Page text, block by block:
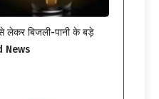
से लेकर बिजली-पानी के बड़े
News